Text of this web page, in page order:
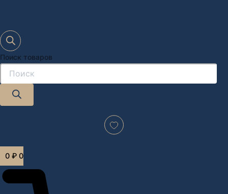
Поиск товаров
0 ₽ 0
Дизайн-проект "под ключ" в Москве